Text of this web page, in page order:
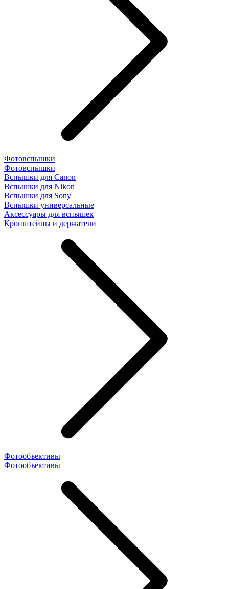
Фотовспышки
Фотовспышки
Вспышки для Canon
Вспышки для Nikon
Вспышки для Sony
Вспышки универсальные
Аксесcуары для вспышек
Кронштейны и держатели
Фотообъективы
Фотообъективы